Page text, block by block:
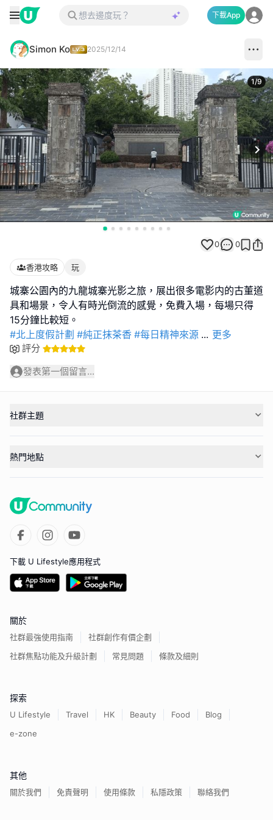
下載App
Simon Ko 2025/12/14
1/9
0 0
香港攻略 玩
城寨公園內的九龍城寨光影之旅，展出很多電影内的古董道
具和場景，令人有時光倒流的感覺，免費入場，每場只得
#北上度假計劃 #純正抹茶香 #每日精神來源 ... 更多
評分
發表第一個留言...
社群主題
熱門地點
下載 U Lifestyle應用程式
關於
社群最強使用指南
社群創作有價企劃
社群焦點功能及升級計劃
常見問題 條款及細則
探索
U Lifestyle Travel HK Beauty Food
Blog
e-zone
其他
關於我們 免責聲明 使用條款 私隱政策 聯絡我們